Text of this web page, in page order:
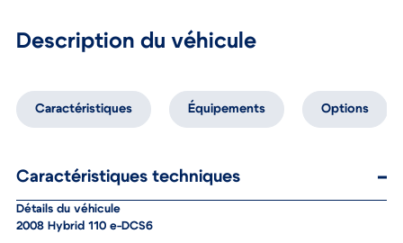
Description du véhicule
Caractéristiques techniques
Détails du véhicule